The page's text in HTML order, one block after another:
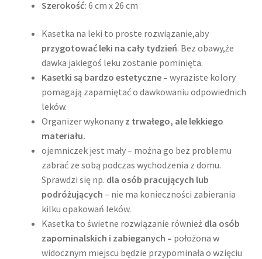
Szerokość: 6 cm x 26 cm
Kasetka na leki to proste rozwiązanie,aby
przygotować leki na cały tydzień. Bez obawy,że
dawka jakiegoś leku zostanie pominięta.
Kasetki są bardzo estetyczne – wyraziste kolory
pomagają zapamiętać o dawkowaniu odpowiednich
leków.
Organizer wykonany z trwałego, ale lekkiego
materiału.
ojemniczek jest mały – można go bez problemu
zabrać ze sobą podczas wychodzenia z domu.
Sprawdzi się np. dla osób pracujących lub
podróżujących – nie ma konieczności zabierania
kilku opakowań leków.
Kasetka to świetne rozwiązanie również dla osób
zapominalskich i zabieganych – położona w
widocznym miejscu będzie przypominała o wzięciu